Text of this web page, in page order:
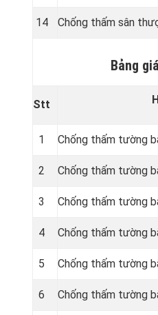
14 Chống thấm sân
Bảng
Stt
1 Chống thấm tường
2 Chống thấm tường
3 Chống thấm tường
4 Chống thấm tường
5 Chống thấm tường
6 Chống thấm tường